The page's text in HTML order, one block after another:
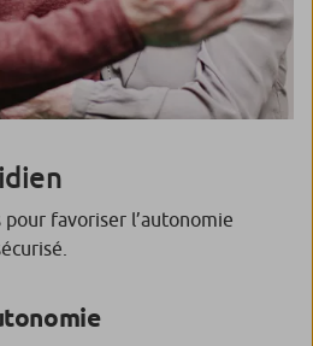
favoriser l’autonomie